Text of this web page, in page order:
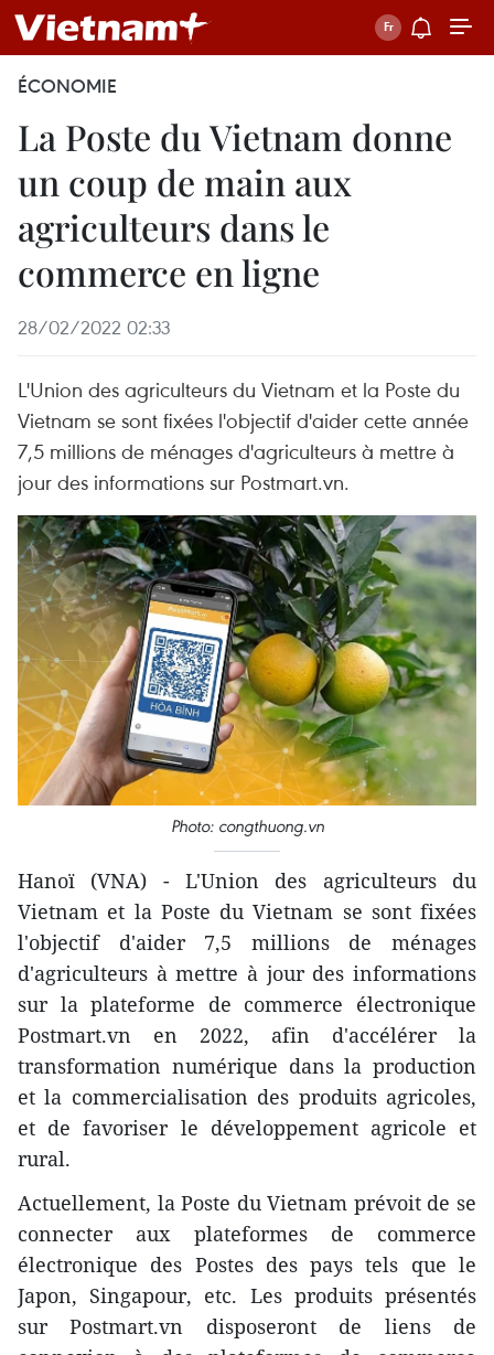
ÉCONOMIE
La Poste du Vietnam donne
un coup de main aux
agriculteurs dans le
commerce en ligne
28/02/2022 02:33
L'Union des agriculteurs du Vietnam et la Poste du
Vietnam se sont fixées l'objectif d'aider cette année
7,5 millions de ménages d'agriculteurs à mettre à
jour des informations sur Postmart.vn.
Photo: congthuong.vn
Hanoï (VNA) - L'Union des agriculteurs du
Vietnam et la Poste du Vietnam se sont fixées
l'objectif d'aider 7,5 millions de ménages
d'agriculteurs à mettre à jour des informations
sur la plateforme de commerce électronique
Postmart.vn en 2022, afin d'accélérer la
transformation numérique dans la production
et la commercialisation des produits agricoles,
et de favoriser le développement agricole et
rural.
Actuellement, la Poste du Vietnam prévoit de se
connecter aux plateformes de commerce
électronique des Postes des pays tels que le
Japon, Singapour, etc. Les produits présentés
sur Postmart.vn disposeront de liens de